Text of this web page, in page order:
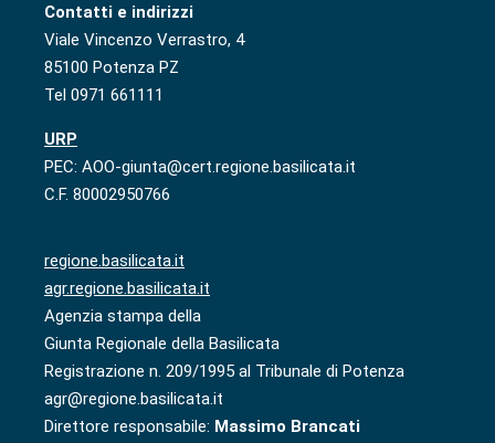
Contatti e indirizzi
Viale Vincenzo Verrastro, 4
85100 Potenza PZ
Tel 0971 661111
URP
PEC: AOO-giunta@cert.regione.basilicata.it
C.F. 80002950766
regione.basilicata.it
agr.regione.basilicata.it
Agenzia stampa della
Giunta Regionale della Basilicata
Registrazione n. 209/1995 al Tribunale di Potenza
agr@regione.basilicata.it
Direttore responsabile: Massimo Brancati